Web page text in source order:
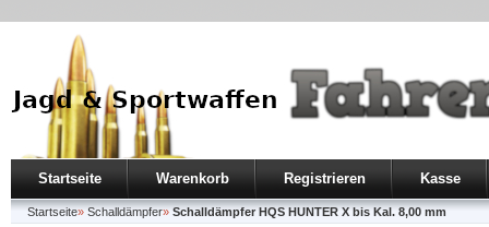
Startseite Warenkorb Registrieren Kasse
Startseite» Schalldämpfer» Schalldämpfer HQS HUNTER X bis Kal. 8,00 mm